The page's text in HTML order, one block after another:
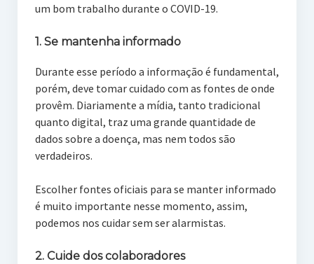
um bom trabalho durante o COVID-19.
1. Se mantenha informado
Durante esse período a informação é fundamental,
porém, deve tomar cuidado com as fontes de onde
provêm. Diariamente a mídia, tanto tradicional
quanto digital, traz uma grande quantidade de
dados sobre a doença, mas nem todos são
verdadeiros.
Escolher fontes oficiais para se manter informado
é muito importante nesse momento, assim,
podemos nos cuidar sem ser alarmistas.
2. Cuide dos colaboradores